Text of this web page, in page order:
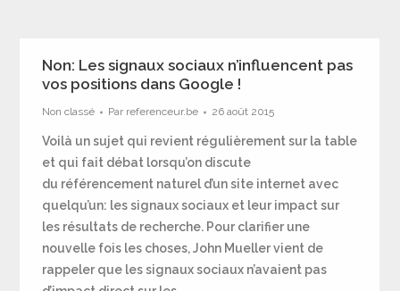
Non: Les signaux sociaux n’influencent pas
vos positions dans Google !
Non classé Par referenceur.be 26 août 2015
Voilà un sujet qui revient régulièrement sur la table
et qui fait débat lorsqu’on discute
du référencement naturel d’un site internet avec
quelqu’un: les signaux sociaux et leur impact sur
les résultats de recherche. Pour clarifier une
nouvelle fois les choses, John Mueller vient de
rappeler que les signaux sociaux n’avaient pas